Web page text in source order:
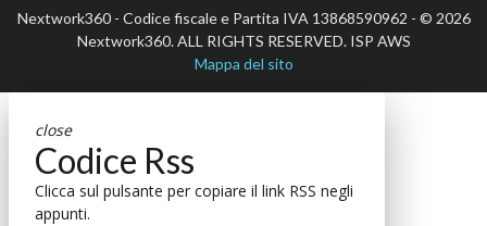
Nextwork360 - Codice fiscale e Partita IVA 13868590962 - © 2026
Nextwork360. ALL RIGHTS RESERVED. ISP AWS
Mappa del sito
close
Codice Rss
Clicca sul pulsante per copiare il link RSS negli
appunti.